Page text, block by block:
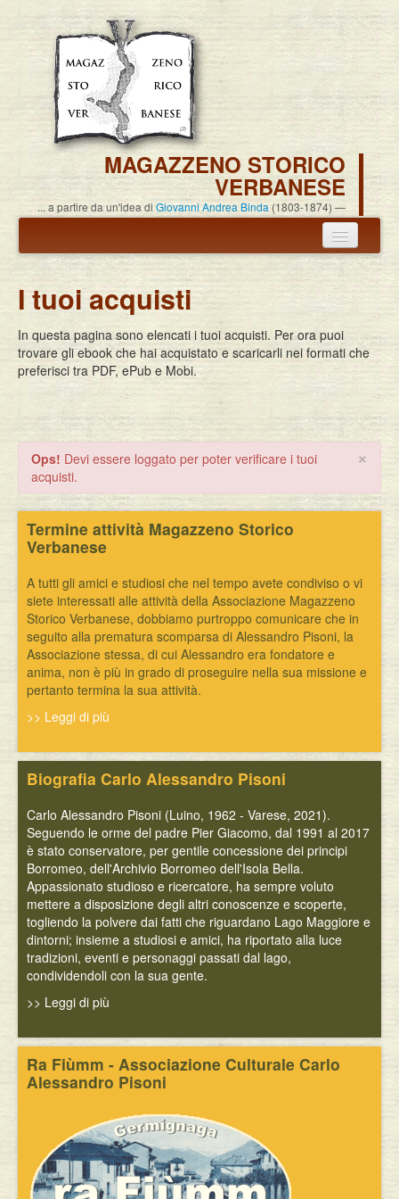
MAGAZZENO STORICO
VERBANESE
... a partire da un'idea di Giovanni Andrea Binda (1803-1874)
Annuncio termine attività
Carlo Alessandro Pisoni
Associazione
Pubblicazioni
Eventi
I tuoi acquisti
In questa pagina sono elencati i tuoi acquisti. Per ora puoi
trovare gli ebook che hai acquistato e scaricarli nei formati che
preferisci tra PDF, ePub e Mobi.
×
Ops! Devi essere loggato per poter verificare i tuoi
acquisti.
Termine attività Magazzeno Storico
Verbanese
A tutti gli amici e studiosi che nel tempo avete condiviso o vi
siete interessati alle attività della Associazione Magazzeno
Storico Verbanese, dobbiamo purtroppo comunicare che in
seguito alla prematura scomparsa di Alessandro Pisoni, la
Associazione stessa, di cui Alessandro era fondatore e
anima, non è più in grado di proseguire nella sua missione e
pertanto termina la sua attività.
>> Leggi di più
Biografia Carlo Alessandro Pisoni
Carlo Alessandro Pisoni (Luino, 1962 - Varese, 2021).
Seguendo le orme del padre Pier Giacomo, dal 1991 al 2017
è stato conservatore, per gentile concessione dei principi
Borromeo, dell'Archivio Borromeo dell'Isola Bella.
Appassionato studioso e ricercatore, ha sempre voluto
mettere a disposizione degli altri conoscenze e scoperte,
togliendo la polvere dai fatti che riguardano Lago Maggiore e
dintorni; insieme a studiosi e amici, ha riportato alla luce
tradizioni, eventi e personaggi passati dal lago,
condividendoli con la sua gente.
>> Leggi di più
Ra Fiùmm - Associazione Culturale Carlo
Alessandro Pisoni